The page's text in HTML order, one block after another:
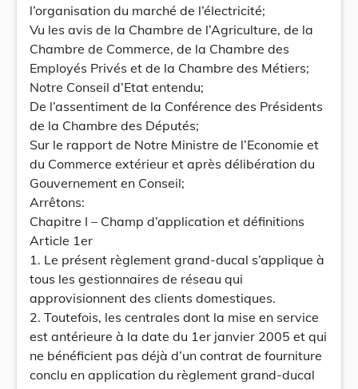
l’organisation du marché de l’électricité;
Vu les avis de la Chambre de l’Agriculture, de la
Chambre de Commerce, de la Chambre des
Employés Privés et de la Chambre des Métiers;
Notre Conseil d’Etat entendu;
De l’assentiment de la Conférence des Présidents
de la Chambre des Députés;
Sur le rapport de Notre Ministre de l’Economie et
du Commerce extérieur et après délibération du
Gouvernement en Conseil;
Arrêtons:
Chapitre I – Champ d’application et définitions
Article 1er
1. Le présent règlement grand-ducal s’applique à
tous les gestionnaires de réseau qui
approvisionnent des clients domestiques.
2. Toutefois, les centrales dont la mise en service
est antérieure à la date du 1er janvier 2005 et qui
ne bénéficient pas déjà d’un contrat de fourniture
conclu en application du règlement grand-ducal